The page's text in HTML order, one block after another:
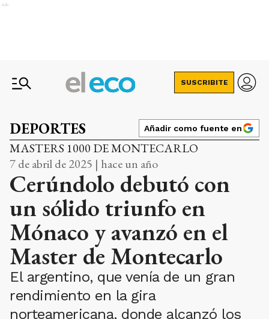
Ads
SUSCRIBITE
DEPORTES Añadir como fuente en
MASTERS 1000 DE MONTECARLO
7 de abril de 2025 | hace un año
Cerúndolo debutó con
un sólido triunfo en
Mónaco y avanzó en el
Master de Montecarlo
El argentino, que venía de un gran
rendimiento en la gira
norteamericana, donde alcanzó los